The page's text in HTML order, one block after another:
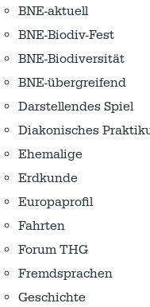
BNE-aktuell
BNE-Biodiv-Fest
BNE-Biodiversität
BNE-übergreifend
Darstellendes Spiel
Diakonisches
Ehemalige
Erdkunde
Europaprofil
Fahrten
Forum THG
Fremdsprachen
Geschichte